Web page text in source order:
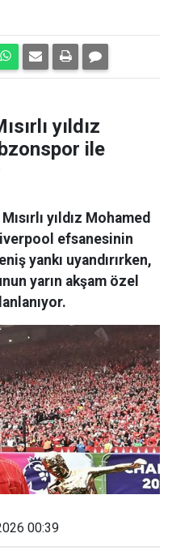
yıldız
ile
yıldız Mohamed
efsanesinin
yankı uyandırırken,
yarın akşam özel
00:39